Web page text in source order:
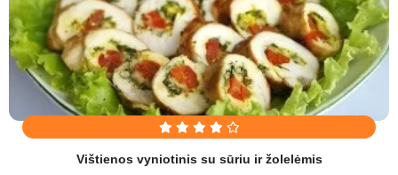
Vištienos vyniotinis su sūriu ir žolelėmis